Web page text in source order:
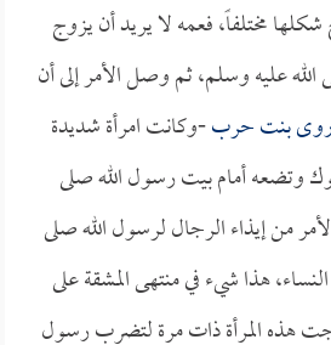
مختلفاً، فعمه لا يريد أن يزوج
عليه وسلم، ثم وصل الأمر إلى أن
بنت حرب-وكانت امرأة شديدة
وتضعه أمام بيت رسول الله صلى
من إيذاء الرجال لرسول الله صلى
هذا شيء في منتهى المشقة على
هذه المرأة ذات مرة لتضرب رسول